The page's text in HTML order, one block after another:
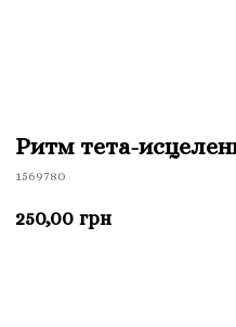
Ритм тета-
1569780
250,00 грн